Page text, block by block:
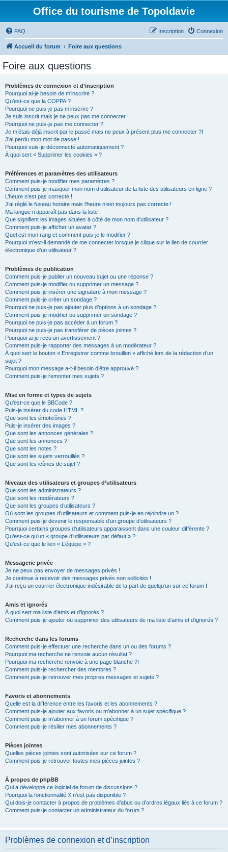
Office du tourisme de Topoldavie
FAQ Connexion
Inscription
Accueil du forum Foire aux questions
Foire aux questions
Problèmes de connexion et d’inscription
Pourquoi ai-je besoin de m’inscrire ?
Qu’est-ce que la COPPA ?
Pourquoi ne puis-je pas m’inscrire ?
Je suis inscrit mais je ne peux pas me connecter !
Pourquoi ne puis-je pas me connecter ?
Je m’étais déjà inscrit par le passé mais ne peux à présent plus me connecter ?!
J’ai perdu mon mot de passe !
Pourquoi suis-je déconnecté automatiquement ?
À quoi sert « Supprimer les cookies » ?
Préférences et paramètres des utilisateurs
Comment puis-je modifier mes paramètres ?
Comment puis-je masquer mon nom d’utilisateur de la liste des utilisateurs en ligne ?
L’heure n’est pas correcte !
J’ai réglé le fuseau horaire mais l’heure n’est toujours pas correcte !
Ma langue n’apparaît pas dans la liste !
Que signifient les images situées à côté de mon nom d’utilisateur ?
Comment puis-je afficher un avatar ?
Quel est mon rang et comment puis-je le modifier ?
Pourquoi m’est-il demandé de me connecter lorsque je clique sur le lien de courrier
électronique d’un utilisateur ?
Problèmes de publication
Comment puis-je publier un nouveau sujet ou une réponse ?
Comment puis-je modifier ou supprimer un message ?
Comment puis-je insérer une signature à mon message ?
Comment puis-je créer un sondage ?
Pourquoi ne puis-je pas ajouter plus d’options à un sondage ?
Comment puis-je modifier ou supprimer un sondage ?
Pourquoi ne puis-je pas accéder à un forum ?
Pourquoi ne puis-je pas transférer de pièces jointes ?
Pourquoi ai-je reçu un avertissement ?
Comment puis-je rapporter des messages à un modérateur ?
À quoi sert le bouton « Enregistrer comme brouillon » affiché lors de la rédaction d’un
sujet ?
Pourquoi mon message a-t-il besoin d’être approuvé ?
Comment puis-je remonter mes sujets ?
Mise en forme et types de sujets
Qu’est-ce que le BBCode ?
Puis-je insérer du code HTML ?
Que sont les émoticônes ?
Puis-je insérer des images ?
Que sont les annonces générales ?
Que sont les annonces ?
Que sont les notes ?
Que sont les sujets verrouillés ?
Que sont les icônes de sujet ?
Niveaux des utilisateurs et groupes d’utilisateurs
Que sont les administrateurs ?
Que sont les modérateurs ?
Que sont les groupes d’utilisateurs ?
Où sont les groupes d’utilisateurs et comment puis-je en rejoindre un ?
Comment puis-je devenir le responsable d’un groupe d’utilisateurs ?
Pourquoi certains groupes d’utilisateurs apparaissent dans une couleur différente ?
Qu’est-ce qu’un « groupe d’utilisateurs par défaut » ?
Qu’est-ce que le lien « L’équipe » ?
Messagerie privée
Je ne peux pas envoyer de messages privés !
Je continue à recevoir des messages privés non sollicités !
J’ai reçu un courrier électronique indésirable de la part de quelqu’un sur ce forum !
Amis et ignorés
À quoi sert ma liste d’amis et d’ignorés ?
Comment puis-je ajouter ou supprimer des utilisateurs de ma liste d’amis et d’ignorés ?
Recherche dans les forums
Comment puis-je effectuer une recherche dans un ou des forums ?
Pourquoi ma recherche ne renvoie aucun résultat ?
Pourquoi ma recherche renvoie à une page blanche ?!
Comment puis-je rechercher des membres ?
Comment puis-je retrouver mes propres messages et sujets ?
Favoris et abonnements
Quelle est la différence entre les favoris et les abonnements ?
Comment puis-je ajouter aux favoris ou m’abonner à un sujet spécifique ?
Comment puis-je m’abonner à un forum spécifique ?
Comment puis-je résilier mes abonnements ?
Pièces jointes
Quelles pièces jointes sont autorisées sur ce forum ?
Comment puis-je retrouver toutes mes pièces jointes ?
À propos de phpBB
Qui a développé ce logiciel de forum de discussions ?
Pourquoi la fonctionnalité X n’est pas disponible ?
Qui dois-je contacter à propos de problèmes d’abus ou d’ordres légaux liés à ce forum ?
Comment puis-je contacter un administrateur du forum ?
Problèmes de connexion et d’inscription